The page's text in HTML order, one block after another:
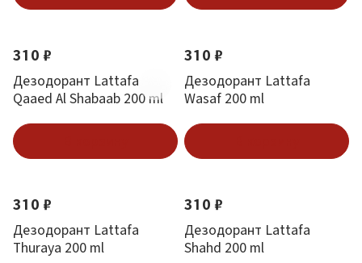
310 ₽
Дезодорант Lattafa
Qaaed Al Shabaab 200 ml
310 ₽
Дезодорант Lattafa
Wasaf 200 ml
310 ₽
Дезодорант Lattafa
Thuraya 200 ml
310 ₽
Дезодорант Lattafa
Shahd 200 ml